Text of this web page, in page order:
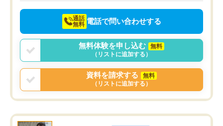
通話
無料 電話で問い合わせする
無料体験を申し込む
無料
（リストに追加する）
資料を請求する
無料
（リストに追加する）